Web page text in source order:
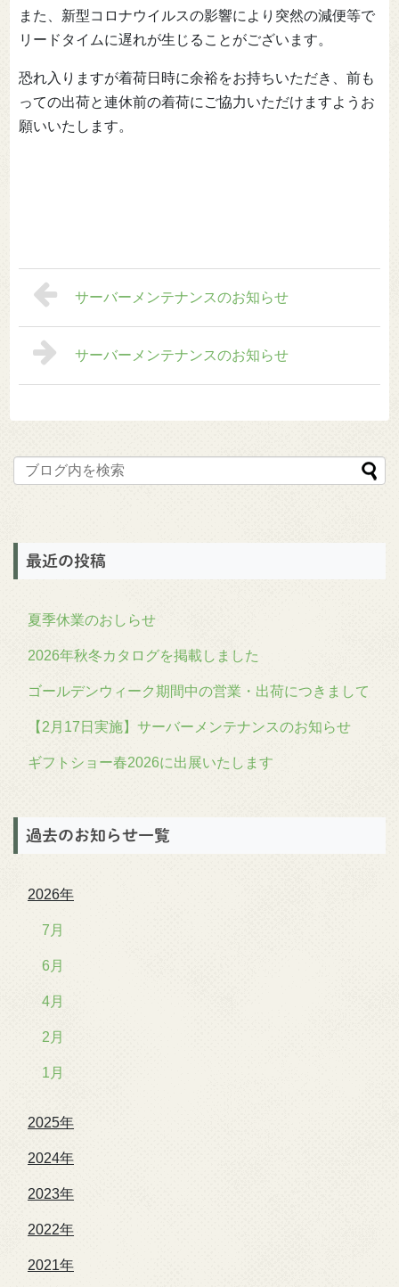
また、新型コロナウイルスの影響により突然の減便等で
リードタイムに遅れが生じることがございます。
恐れ入りますが着荷日時に余裕をお持ちいただき、前も
っての出荷と連休前の着荷にご協力いただけますようお
願いいたします。
サーバーメンテナンスのお知らせ
サーバーメンテナンスのお知らせ
最近の投稿
夏季休業のおしらせ
2026年秋冬カタログを掲載しました
ゴールデンウィーク期間中の営業・出荷につきまして
【2月17日実施】サーバーメンテナンスのお知らせ
ギフトショー春2026に出展いたします
過去のお知らせ一覧
2026年
7月
6月
4月
2月
1月
2025年
2024年
2023年
2022年
2021年